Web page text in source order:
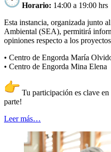
Horario: 14:00 a 19:00 hrs
Esta instancia, organizada junto
Ambiental (SEA), permitirá
opiniones respecto a los
• Centro de Engorda María
• Centro de Engorda Mina Elena
Tu participación es clave en
parte!
Leer más…